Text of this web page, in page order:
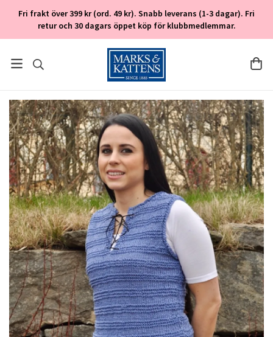
Fri frakt över 399 kr (ord. 49 kr). Snabb leverans (1-3 dagar). Fri
retur och 30 dagars öppet köp för klubbmedlemmar.